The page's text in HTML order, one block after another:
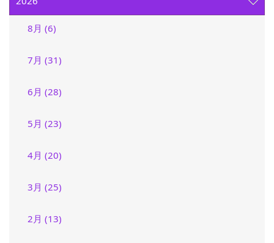
8月 (6)
7月 (31)
6月 (28)
5月 (23)
4月 (20)
3月 (25)
2月 (13)